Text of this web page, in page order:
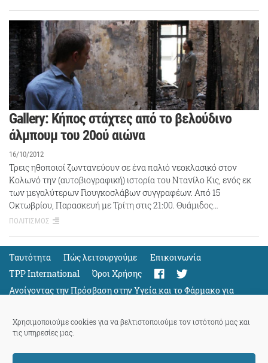
Χρησιμοποιούμε cookies για να βελτιστοποιούμε τον ιστότοπό μας και
τις υπηρεσίες μας.
Gallery: Κήπος στάχτες από το βελούδινο
άλμπουμ του 20ού αιώνα
16/10/2012
Τρεις ηθοποιοί ζωντανεύουν σε ένα παλιό νεοκλασικό στον
Κολωνό την (αυτοβιογραφική) ιστορία του Ντανίλο Κις, ενός εκ
των μεγαλύτερων Γιουγκοσλάβων συγγραφέων. Από 15
Οκτωβρίου, Παρασκευή με Τρίτη στις 21:00. Θυάμιδος…
ΠΟΛΙΤΙΣΜΟΣ
Ταυτότητα Πώς λειτουργούμε
Eπικοινωνία
TPP International
Όροι Χρήσης
Ανοίγοντας την Πρόσβαση στην Υγεία και το Φάρμακο για
Όλους
Support